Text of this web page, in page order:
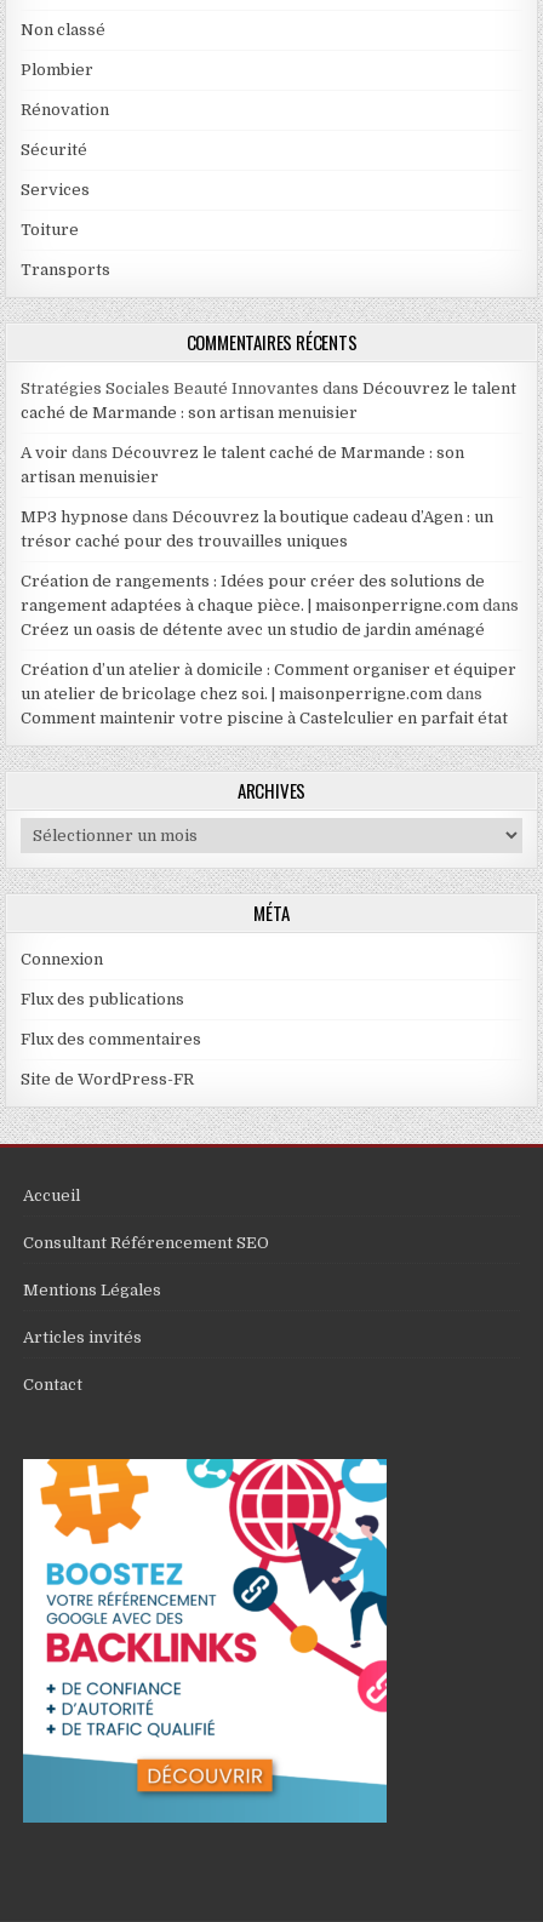
Non classé
Plombier
Rénovation
Sécurité
Services
Toiture
Transports
COMMENTAIRES RÉCENTS
Stratégies Sociales Beauté Innovantes dansDécouvrez le talent
caché de Marmande : son artisan menuisier
A voir dansDécouvrez le talent caché de Marmande : son
artisan menuisier
MP3 hypnose dansDécouvrez la boutique cadeau d’Agen : un
trésor caché pour des trouvailles uniques
Création de rangements : Idées pour créer des solutions de
rangement adaptées à chaque pièce. | maisonperrigne.com dans
Créez un oasis de détente avec un studio de jardin aménagé
Création d’un atelier à domicile : Comment organiser et équiper
un atelier de bricolage chez soi. | maisonperrigne.com dans
Comment maintenir votre piscine à Castelculier en parfait état
ARCHIVES
Archives
MÉTA
Connexion
Flux des publications
Flux des commentaires
Site de WordPress-FR
Accueil
Consultant Référencement SEO
Mentions Légales
Articles invités
Contact